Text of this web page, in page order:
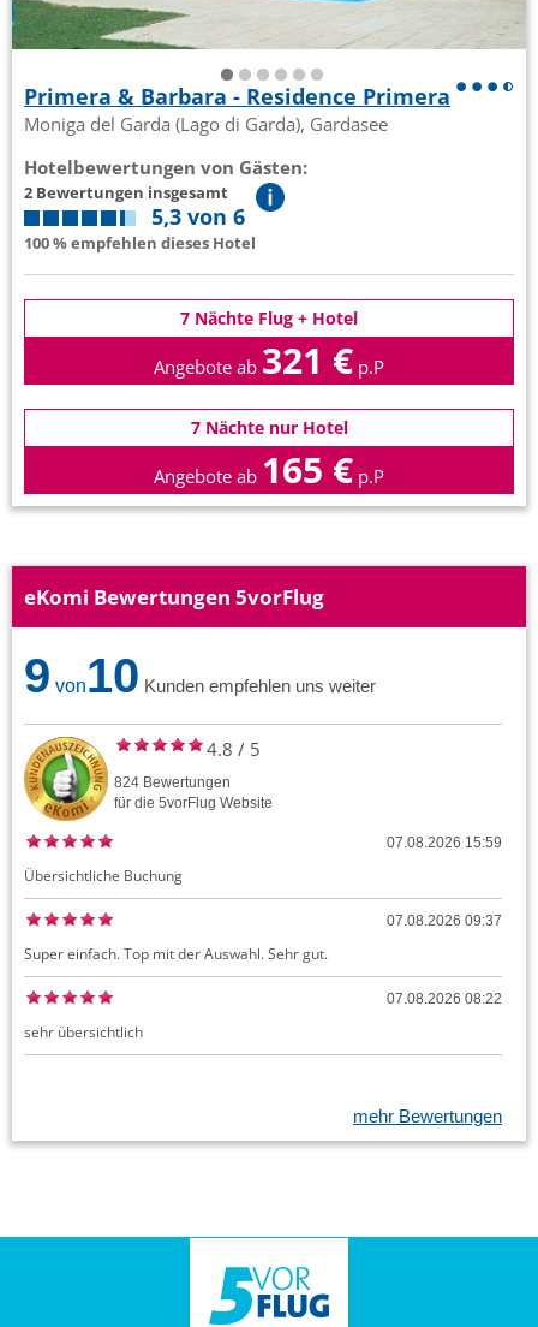
Primera & Barbara - Residence Primera
Moniga del Garda (Lago di Garda), Gardasee
Hotelbewertungen von Gästen:
2 Bewertungen insgesamt
5,3 von 6
100 % empfehlen dieses Hotel
7 Nächte Flug + Hotel
Angebote ab 321 € p.P
7 Nächte nur Hotel
Angebote ab 165 € p.P
eKomi Bewertungen 5vorFlug
9 von10 Kunden empfehlen uns weiter
4.8 / 5
824 Bewertungen
für die 5vorFlug Website
07.08.2026 15:59
Übersichtliche Buchung
07.08.2026 09:37
Super einfach. Top mit der Auswahl. Sehr gut.
07.08.2026 08:22
sehr übersichtlich
mehr Bewertungen